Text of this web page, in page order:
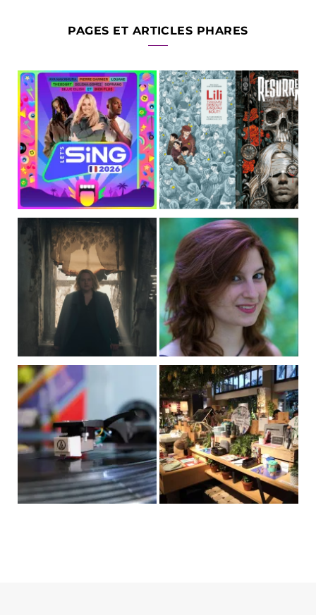
PAGES ET ARTICLES PHARES